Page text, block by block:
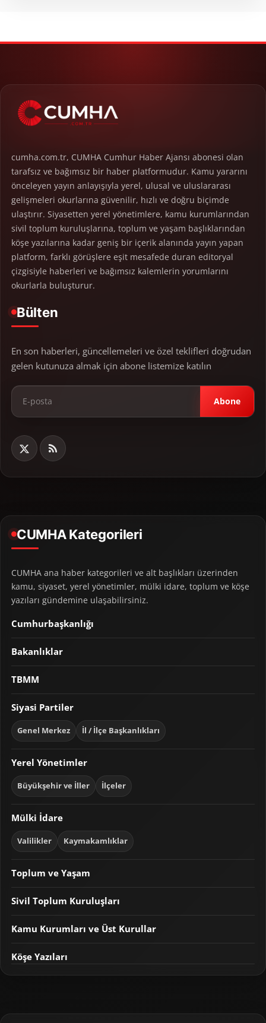
cumha.com.tr, CUMHA Cumhur Haber Ajansı abonesi olan
tarafsız ve bağımsız bir haber platformudur. Kamu yararını
önceleyen yayın anlayışıyla yerel, ulusal ve uluslararası
gelişmeleri okurlarına güvenilir, hızlı ve doğru biçimde
ulaştırır. Siyasetten yerel yönetimlere, kamu kurumlarından
sivil toplum kuruluşlarına, toplum ve yaşam başlıklarından
köşe yazılarına kadar geniş bir içerik alanında yayın yapan
platform, farklı görüşlere eşit mesafede duran editoryal
çizgisiyle haberleri ve bağımsız kalemlerin yorumlarını
okurlarla buluşturur.
Bülten
En son haberleri, güncellemeleri ve özel teklifleri doğrudan
gelen kutunuza almak için abone listemize katılın
Abone
CUMHA Kategorileri
CUMHA ana haber kategorileri ve alt başlıkları üzerinden
kamu, siyaset, yerel yönetimler, mülki idare, toplum ve köşe
yazıları gündemine ulaşabilirsiniz.
Cumhurbaşkanlığı
Bakanlıklar
TBMM
Siyasi Partiler
Genel Merkez İl / İlçe Başkanlıkları
Yerel Yönetimler
Büyükşehir ve İller İlçeler
Mülki İdare
Valilikler Kaymakamlıklar
Toplum ve Yaşam
Sivil Toplum Kuruluşları
Kamu Kurumları ve Üst Kurullar
Köşe Yazıları